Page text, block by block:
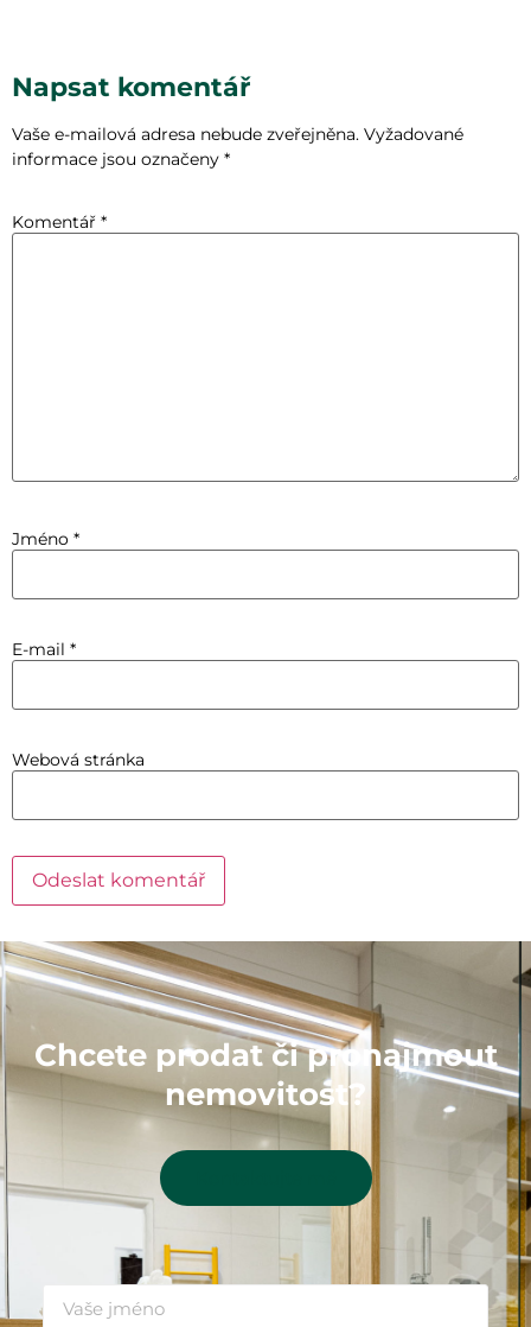
Napsat komentář
Vaše e-mailová adresa nebude zveřejněna. Vyžadované
informace jsou označeny *
Komentář *
Jméno *
E-mail *
Webová stránka
Chcete prodat či pronajmout
nemovitost?